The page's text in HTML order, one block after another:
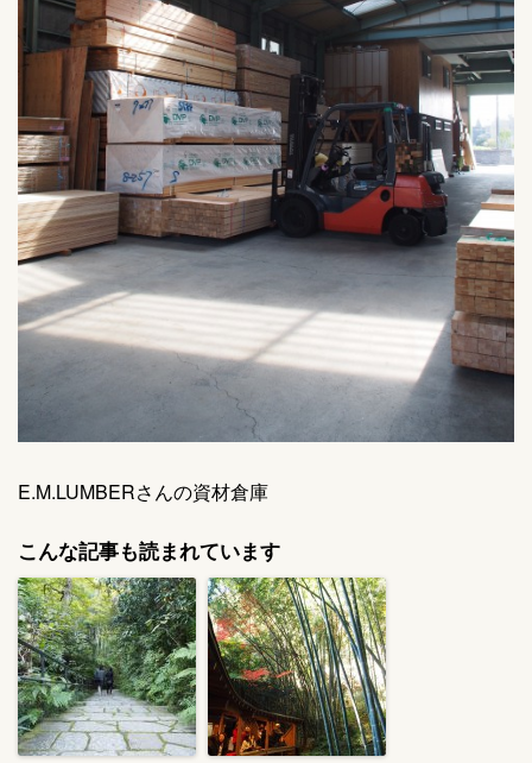
E.M.LUMBERさんの資材倉庫
こんな記事も読まれています